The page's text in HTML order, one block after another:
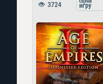
3724